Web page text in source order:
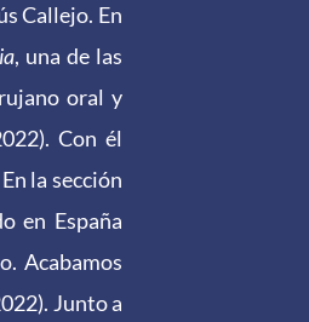
Callejo. En
, una de las
oral y
Con él
la sección
en España
Acabamos
Junto a